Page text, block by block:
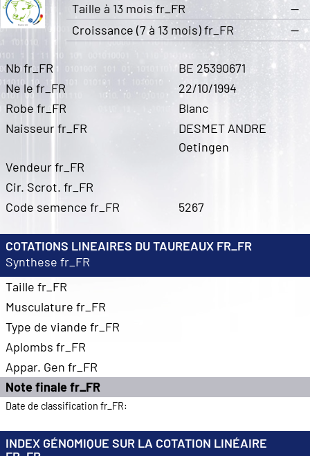
Taille à 13 mois fr_FR
—
Croissance (7 à 13 mois) fr_FR
—
Nb fr_FR
BE 25390671
Ne le fr_FR
22/10/1994
Robe fr_FR
Blanc
Naisseur fr_FR
DESMET ANDRE
Oetingen
Vendeur fr_FR
Cir. Scrot. fr_FR
Code semence fr_FR
5267
COTATIONS LINEAIRES DU TAUREAUX FR_FR
Synthese fr_FR
Taille fr_FR
Musculature fr_FR
Type de viande fr_FR
Aplombs fr_FR
Appar. Gen fr_FR
Note finale fr_FR
Date de classification fr_FR:
INDEX GÉNOMIQUE SUR LA COTATION LINÉAIRE